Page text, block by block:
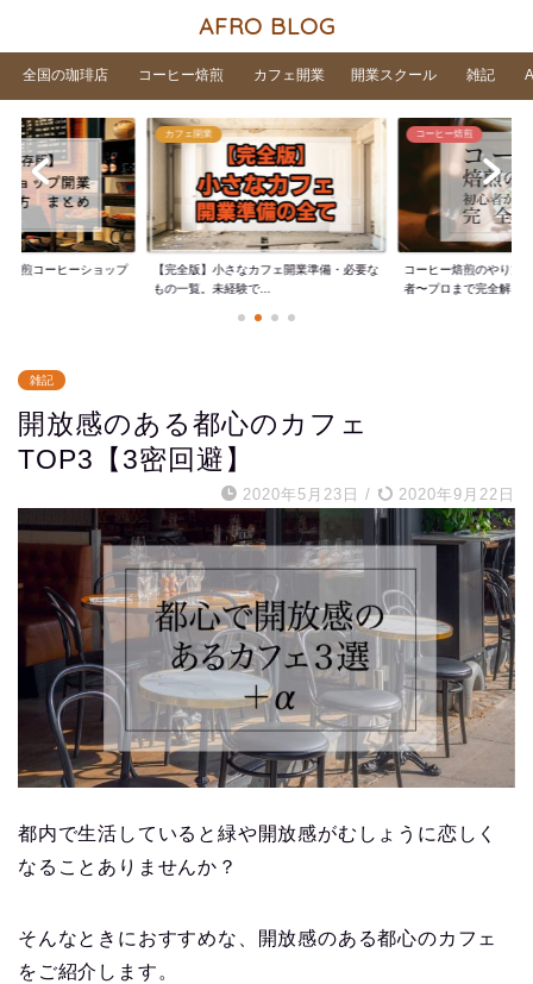
AFRO BLOG
全国の珈琲店 コーヒー焙煎 カフェ開業 開業スクール 雑記
焙煎コーヒーショップ
カフェ開業
【完全版】小さなカフェ開業準備・必要な
もの一覧。未経験で...
コーヒー焙煎
コーヒー焙煎のやり方
者〜プロまで完全解...
雑記
開放感のある都心のカフェ
TOP3【3密回避】
2020年5月23日 / 2020年9月22日
都内で生活していると緑や開放感がむしょうに恋しく
なることありませんか？
そんなときにおすすめな、開放感のある都心のカフェ
をご紹介します。